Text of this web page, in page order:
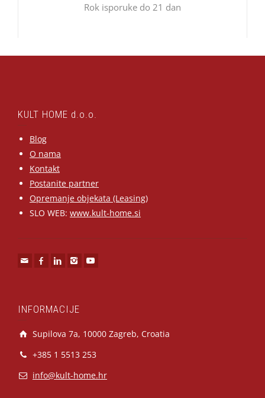
Rok isporuke do 21 dan
KULT HOME d.o.o.
Blog
O nama
Kontakt
Postanite partner
Opremanje objekata (Leasing)
SLO WEB: www.kult-home.si
INFORMACIJE
Supilova 7a, 10000 Zagreb, Croatia
+385 1 5513 253
info@kult-home.hr